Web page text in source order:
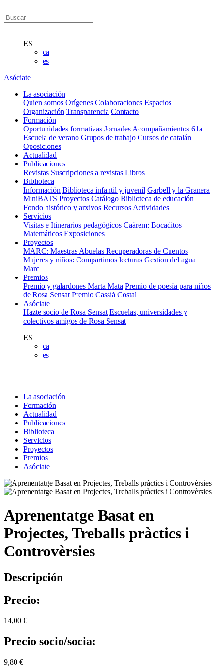
ES
ca
es
Asóciate
La asociación
Quien somos Orígenes Colaboraciones Espacios
Organización Transparencia Contacto
Formación
Oportunidades formativas Jornades Acompañamientos 61a
Escuela de verano Grupos de trabajo Cursos de catalán
Oposiciones
Actualidad
Publicaciones
Revistas Suscripciones a revistas Libros
Biblioteca
Información Biblioteca infantil y juvenil Garbell y la Granera
MiniBATS Proyectos Catálogo Biblioteca de educación
Fondo histórico y arxivos Recursos Actividades
Servicios
Visitas e Itinerarios pedagógicos Caàrem: Bocaditos
Matemáticos Exposiciones
Proyectos
MARC: Maestras Abuelas Recuperadoras de Cuentos
Mujeres y niños: Compartimos lecturas Gestion del agua
Marc
Premios
Premio y galardones Marta Mata Premio de poesía para niños
de Rosa Sensat Premio Cassià Costal
Asóciate
Hazte socio de Rosa Sensat Escuelas, universidades y
colectivos amigos de Rosa Sensat
ES
ca
es
La asociación
Formación
Actualidad
Publicaciones
Biblioteca
Servicios
Proyectos
Premios
Asóciate
Aprenentatge Basat en
Projectes, Treballs pràctics i
Controvèrsies
Descripción
Precio:
14,00 €
Precio socio/socia:
9,80 €